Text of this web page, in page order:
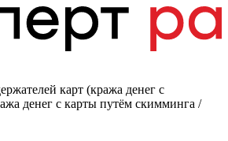
карт (кража денег с
денег с карты путём скимминга /